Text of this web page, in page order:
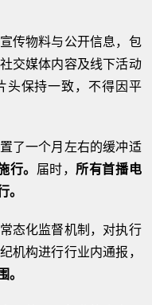
传物料与公开信息，包
交媒体内容及线下活动
头保持一致，不得因平
了一个月左右的缓冲适
行。 届时，所有首播电
。
态化监督机制，对执行
机构进行行业内通报，
。